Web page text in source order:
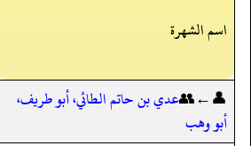
اسم الشهرة
👤←👥عدي بن حاتم الطائي، أبو طريف،
أبو وهب